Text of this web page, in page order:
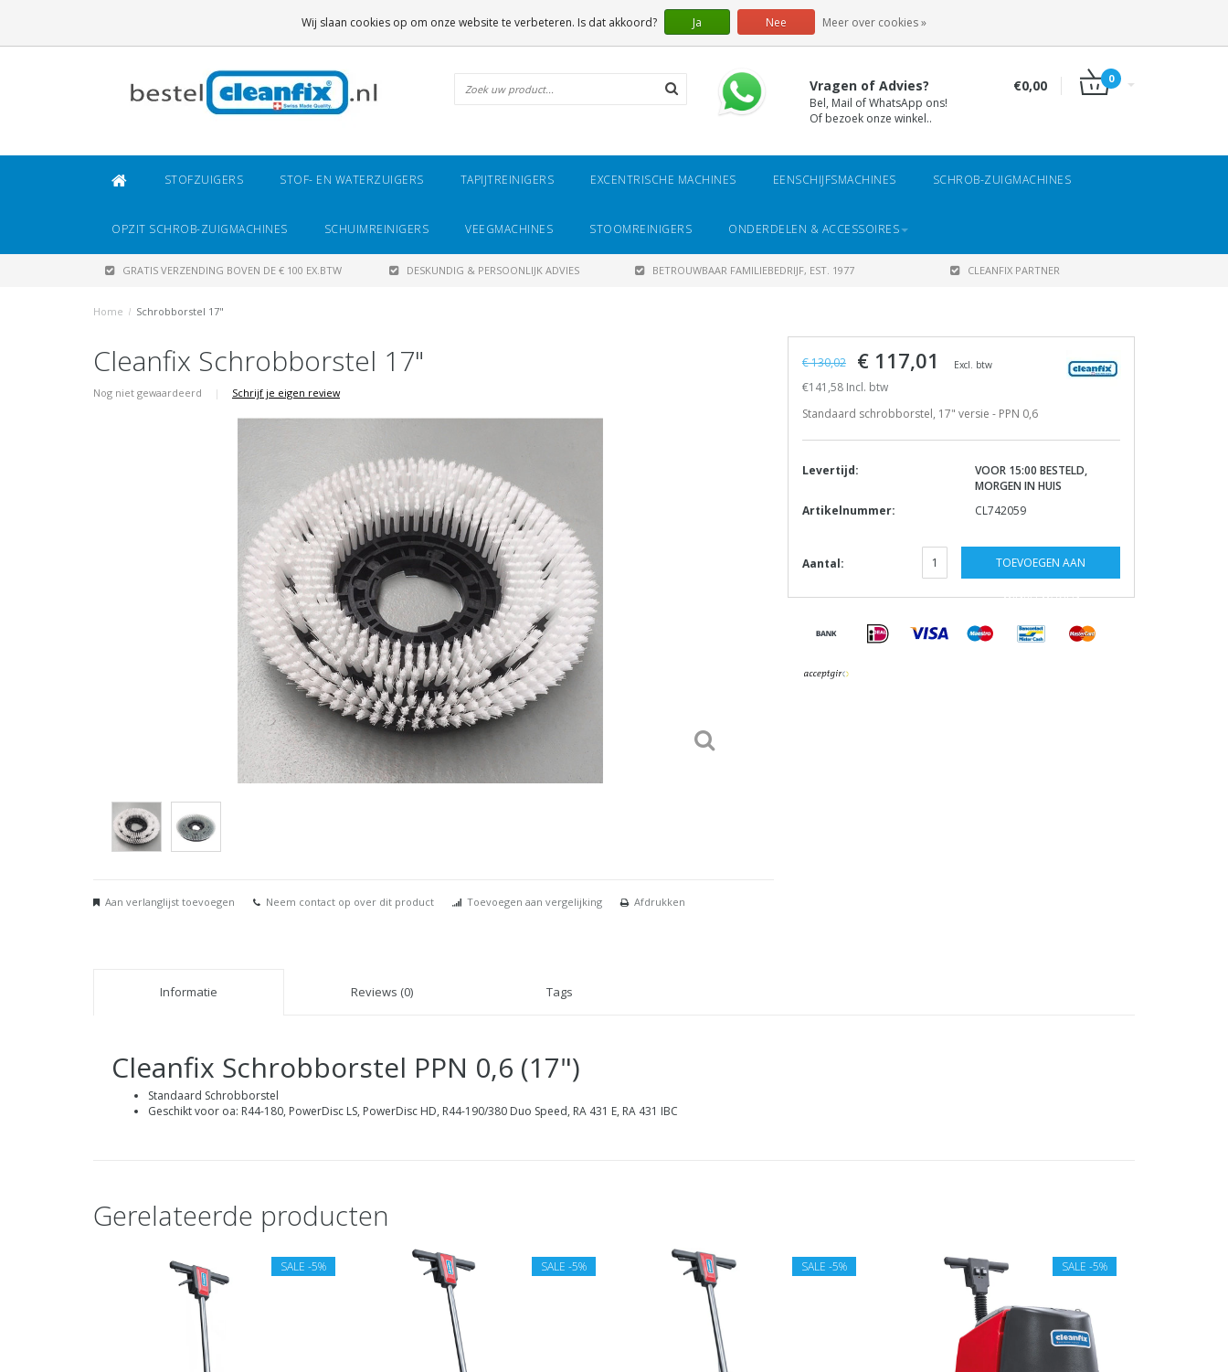
Vragen of Advies?
Bel, Mail of WhatsApp ons!
Of bezoek onze winkel..
€0,00 0
STOFZUIGERS STOF- EN WATERZUIGERS TAPIJTREINIGERS EXCENTRISCHE MACHINES EENSCHIJFSMACHINES SCHROB-ZUIGMACHINES
OPZIT SCHROB-ZUIGMACHINES SCHUIMREINIGERS VEEGMACHINES STOOMREINIGERS ONDERDELEN & ACCESSOIRES
GRATIS VERZENDING BOVEN DE € 100 EX.BTW DESKUNDIG & PERSOONLIJK ADVIES BETROUWBAAR FAMILIEBEDRIJF, EST. 1977 CLEANFIX PARTNER
Home / Schrobborstel 17"
Cleanfix Schrobborstel 17"
Nog niet gewaardeerd | Schrijf je eigen review
Aan verlanglijst toevoegen Neem contact op over dit product Toevoegen aan vergelijking Afdrukken
€ 130,02 € 117,01 Excl. btw
€141,58 Incl. btw
Standaard schrobborstel, 17" versie - PPN 0,6
Levertijd:
VOOR 15:00 BESTELD,
MORGEN IN HUIS
Artikelnummer:
CL742059
Aantal: TOEVOEGEN AAN
WINKELWAGEN
Informatie Reviews (0) Tags
Cleanfix Schrobborstel PPN 0,6 (17")
Standaard Schrobborstel
Geschikt voor oa: R44-180, PowerDisc LS, PowerDisc HD, R44-190/380 Duo Speed, RA 431 E, RA 431 IBC
Gerelateerde producten
SALE -5% SALE -5% SALE -5% SALE -5%
Wij slaan cookies op om onze website te verbeteren. Is dat akkoord? Ja Nee Meer over cookies »